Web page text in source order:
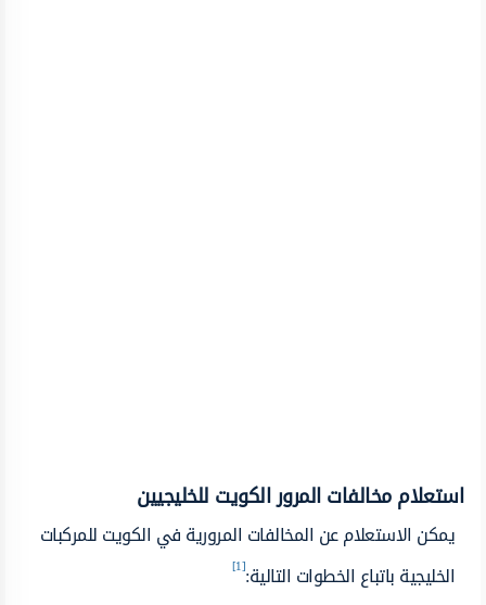
استعلام مخالفات المرور الكويت للخليجيين
يمكن الاستعلام عن المخالفات المرورية في الكويت للمركبات
الخليجية باتباع الخطوات التالية:[1]